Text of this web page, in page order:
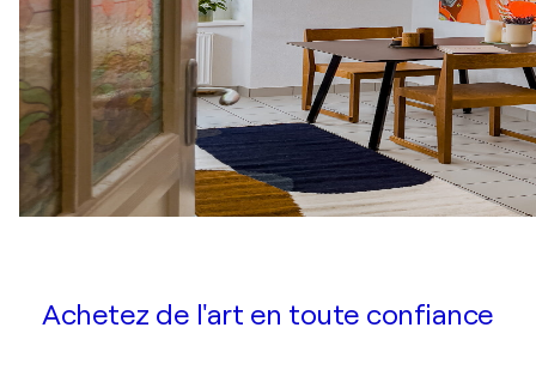
Achetez de l'art en toute confiance